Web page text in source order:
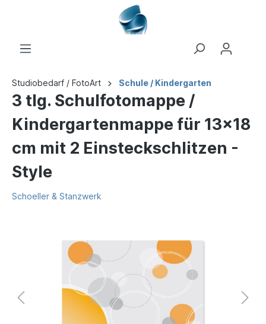
Studiobedarf / FotoArt Schule / Kindergarten
3 tlg. Schulfotomappe /
Kindergartenmappe für 13x18
cm mit 2 Einsteckschlitzen -
Style
Schoeller & Stanzwerk